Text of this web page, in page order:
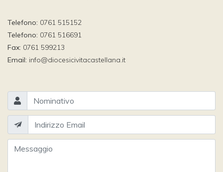
Telefono: 0761 515152
Telefono: 0761 516691
Fax: 0761 599213
Email: info@diocesicivitacastellana.it